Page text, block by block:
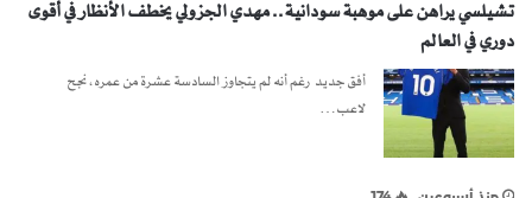
تشيلسي يراهن على موهبة سودانية.. مهدي الجزولي يخطف الأنظار في أقوى
دوري في العالم
أفق جديد رغم أنه لم يتجاوز السادسة عشرة من عمره، نجح
لاعب…